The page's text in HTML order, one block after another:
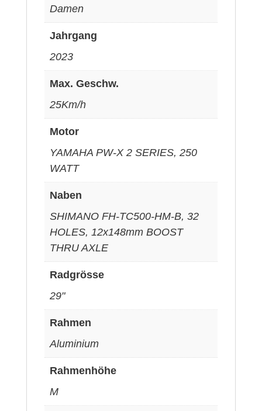
Damen
Jahrgang
2023
Max. Geschw.
25Km/h
Motor
YAMAHA PW-X 2 SERIES, 250
WATT
Naben
SHIMANO FH-TC500-HM-B, 32
HOLES, 12x148mm BOOST
THRU AXLE
Radgrösse
29"
Rahmen
Aluminium
Rahmenhöhe
M